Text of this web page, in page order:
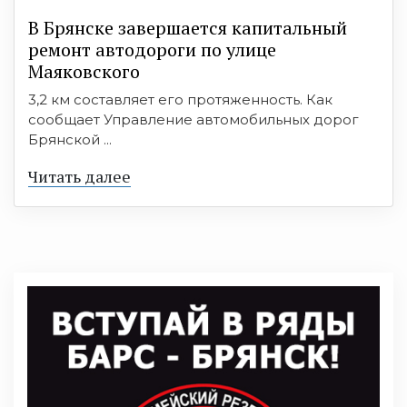
В Брянске завершается капитальный
ремонт автодороги по улице
Маяковского
3,2 км составляет его протяженность. Как
сообщает Управление автомобильных дорог
Брянской ...
Читать далее